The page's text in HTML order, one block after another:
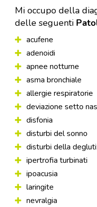
Mi occupo della
delle seguenti
acufene
adenoidi
apnee notturne
asma bronchiale
allergie respiratorie
deviazione setto
disfonia
disturbi del sonno
disturbi della
ipertrofia turbinati
ipoacusia
laringite
nevralgia